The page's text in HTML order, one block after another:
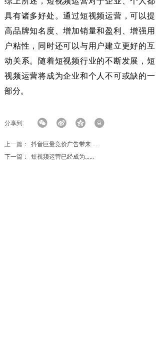
具有诸多好处。通过短视频运营，可以提
高品牌知名度、增加销量和盈利、增强用
户粘性，同时还可以与用户建立更好的互
动关系。随着短视频行业的不断发展，短
视频运营将成为企业和个人不可或缺的一
部分。
分享到:
上一篇：
抖音巨量竞价广告带来......
下一篇：
​短视频运营已经成为......